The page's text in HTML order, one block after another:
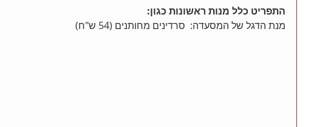
התפריט כלל מנות ראשונות כגון:
מנת הדגל של המסעדה:  סרדינים מחותנים (54 ש"ח)